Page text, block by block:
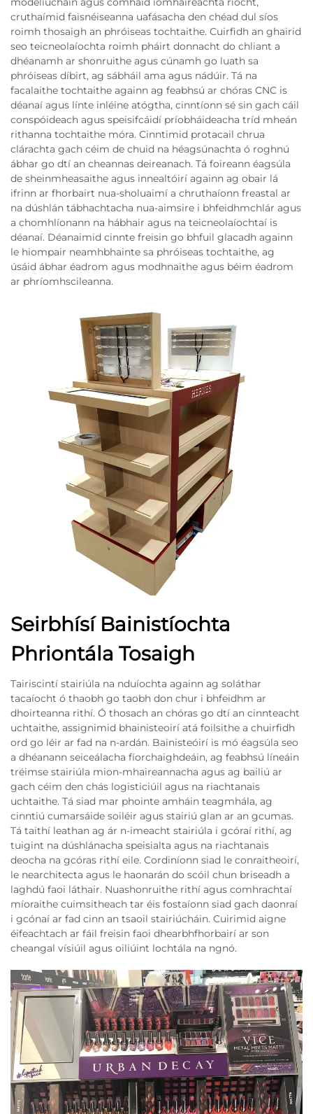
cruthaímid faisnéiseanna uafásacha den chéad dul síos
roimh thosaigh an phróiseas tochtaithe. Cuirfidh an ghairid
seo teicneolaíochta roimh pháirt donnacht do chliant a
dhéanamh ar shonruithe agus cúnamh go luath sa
phróiseas díbirt, ag sábháil ama agus nádúir. Tá na
facalaithe tochtaithe againn ag feabhsú ar chóras CNC is
déanaí agus línte inléine atógtha, cinntíonn sé sin gach cáil
conspóideach agus speisifcáidí príobháideacha tríd mheán
rithanna tochtaithe móra. Cinntimid protacail chrua
clárachta gach céim de chuid na héagsúnachta ó roghnú
ábhar go dtí an cheannas deireanach. Tá foireann éagsúla
de sheinmheasaithe agus innealtóirí againn ag obair lá
ifrinn ar fhorbairt nua-sholuaimí a chruthaíonn freastal ar
na dúshlán tábhachtacha nua-aimsire i bhfeidhmchlár agus
a chomhlíonann na hábhair agus na teicneolaíochtaí is
déanaí. Déanaimid cinnte freisin go bhfuil glacadh againn
le hiompair neamhbhainte sa phróiseas tochtaithe, ag
úsáid ábhar éadrom agus modhnaithe agus béim éadrom
ar phríomhscileanna.
Seirbhísí Bainistíochta
Phriontála Tosaigh
Tairiscintí stairiúla na nduíochta againn ag soláthar
tacaíocht ó thaobh go taobh don chur i bhfeidhm ar
dhoirteanna rithí. Ó thosach an chóras go dtí an cinnteacht
uchtaithe, assignimid bhainisteoirí atá foilsithe a chuirfidh
ord go léir ar fad na n-ardán. Bainisteóirí is mó éagsúla seo
a dhéanann seiceálacha fíorchaighdeáin, ag feabhsú líneáin
tréimse stairiúla mion-mhaireannacha agus ag bailiú ar
gach céim den chás logisticiúil agus na riachtanais
uchtaithe. Tá siad mar phointe amháin teagmhála, ag
cinntiú cumarsáide soiléir agus stairiú glan ar an gcumas.
Tá taithí leathan ag ár n-imeacht stairiúla i gcóraí rithí, ag
tuigint na dúshlánacha speisialta agus na riachtanais
deocha na gcóras rithí eile. Cordiníonn siad le conraitheoirí,
le nearchitecta agus le haonarán do scóil chun briseadh a
laghdú faoi láthair. Nuashonruithe rithí agus comhrachtaí
míoraithe cuimsitheach tar éis fostaíonn siad gach daonraí
i gcónaí ar fad cinn an tsaoil stairiúcháin. Cuirimid aigne
éifeachtach ar fáil freisin faoi dhearbhfhorbairí ar son
cheangal vísiúil agus oiliúint lochtála na ngnó.